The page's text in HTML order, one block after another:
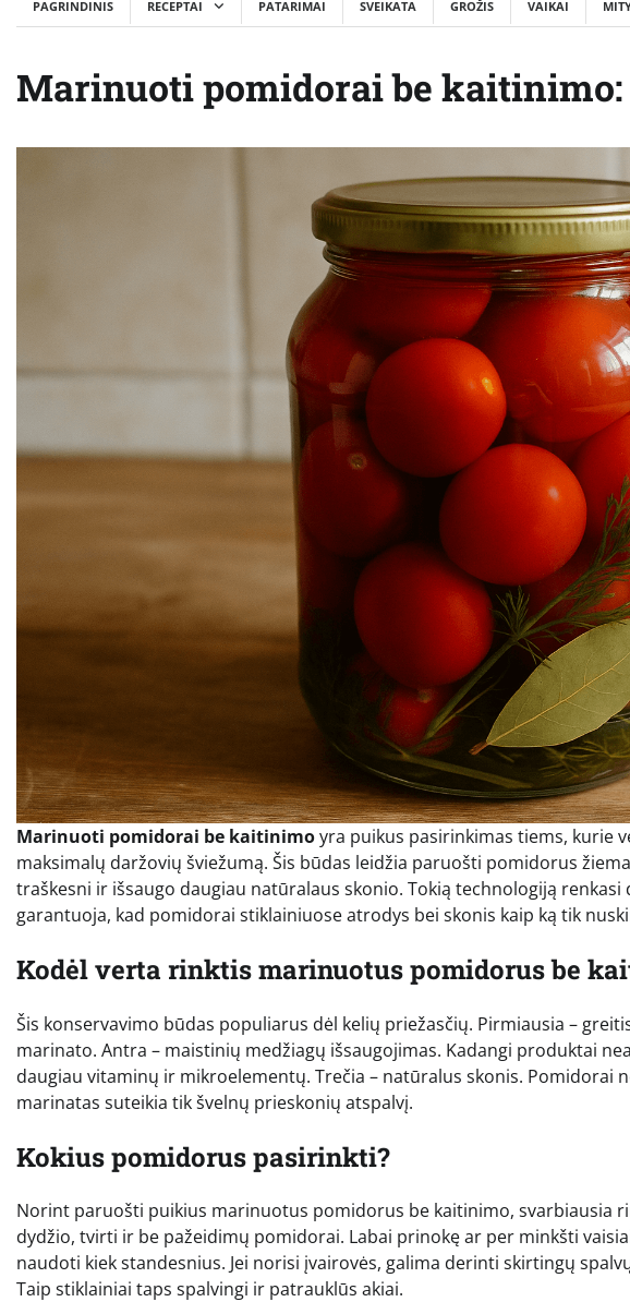
PAGRINDINIS RECEPTAI PATARIMAI SVEIKATA GROŽIS VAIKAI
Marinuoti pomidorai be kaitinimo:
Marinuoti pomidorai be kaitinimoyra puikus pasirinkimas tiems, kurie
maksimalų daržovių šviežumą. Šis būdas leidžia paruošti pomidorus
traškesni ir išsaugo daugiau natūralaus skonio. Tokią technologiją
garantuoja, kad pomidorai stiklainiuose atrodys bei skonis kaip ką tik
Kodėl verta rinktis marinuotus pomidorus be
Šis konservavimo būdas populiarus dėl kelių priežasčių. Pirmiausia –
marinato. Antra – maistinių medžiagų išsaugojimas. Kadangi produktai
daugiau vitaminų ir mikroelementų. Trečia – natūralus skonis. Pomidorai
marinatas suteikia tik švelnų prieskonių atspalvį.
Kokius pomidorus pasirinkti?
Norint paruošti puikius marinuotus pomidorus be kaitinimo, svarbiausia
dydžio, tvirti ir be pažeidimų pomidorai. Labai prinokę ar per minkšti
naudoti kiek standesnius. Jei norisi įvairovės, galima derinti skirtingų
Taip stiklainiai taps spalvingi ir patrauklūs akiai.